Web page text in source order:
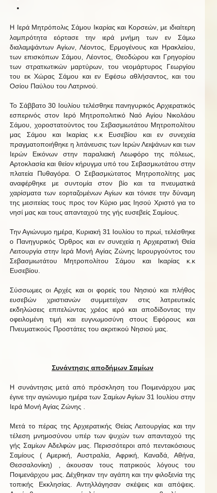
Η Ιερά Μητρόπολις Σάμου Ικαρίας και Κορσεών, με ιδιαίτερη
λαμπρότητα εόρτασε την ιερά μνήμη των εν Σάμω
διαλαμψάντων Αγίων, Λέοντος, Ερμογένους και Ηρακλείου,
των επισκόπων Σάμου, Λέοντος, Θεοδώρου και Γρηγορίου
των στρατιωτικών μαρτύρων, του νεομάρτυρος Γεωργίου
του εκ Χώρας Σάμου και εν Εφέσω αθλήσαντος, και του
Οσίου Παύλου του Λατρινού.
Το Σάββατο 30 Ιουλίου τελέσθηκε πανηγυρικός Αρχιερατικός
εσπερινός στον Ιερό Μητροπολιτικό Ναό Αγίου Νικολάου
Σάμου, χοροστατούντος του Σεβασμιωτάτου Μητροπολίτου
μας Σάμου και Ικαρίας κ.κ Ευσεβίου και εν συνεχεία
πραγματοποιήθηκε η λιτάνευσις των Ιερών Λειψάνων και των
Ιερών Εικόνων στην παραλιακή Λεωφόρο της πόλεως,
Αρτοκλασία και θείον κήρυγμα υπό του Σεβασμιωτάτου στην
πλατεία Πυθαγόρα. Ο Σεβασμιώτατος Μητροπολίτης μας
αναφέρθηκε με συντομία στον βίο και τα πνευματικά
χαρίσματα των εορταζομένων Αγίων και τόνισε την δύναμη
της μεσιτείας τους προς τον Κύριο μας Ιησού Χριστό για το
νησί μας και τους απανταχού της γής ευσεβείς Σαμίους.
Την Αγιώνυμο ημέρα, Κυριακή 31 Ιουλίου το πρωί, τελέσθηκε
ο Πανηγυρικός Όρθρος και εν συνεχεία η Αρχιερατική Θεία
Λειτουργία στην Ιερά Μονή Αγίας Ζώνης Ιερουργούντος του
Σεβασμιωτάτου Μητροπολίτου Σάμου και Ικαρίας κ.κ
Ευσεβίου.
Σύσσωμες οι Αρχές και οι φορείς του Νησιού και πλήθος
ευσεβών χριστιανών συμμετείχαν στις λατρευτικές
εκδηλώσεις επιτελώντας χρέος ιερό και αποδίδοντας την
οφειλομένη τιμή και ευγνωμοσύνη στους Εφόρους και
Πνευματικούς Προστάτες του ακριτικού Νησιού μας.
Συνάντησις αποδήμων Σαμίων
Η συνάντησις μετά από πρόσκληση του Ποιμενάρχου μας
έγινε την αγιώνυμο ημέρα των Σαμίων Αγίων 31 Ιουλίου στην
Ιερά Μονή Αγίας Ζώνης .
Μετά το πέρας της Αρχιερατικής Θείας Λειτουργίας και την
τέλεση μνημοσύνου υπέρ των ψυχών των απανταχού της
γής Σαμίων Αδελφών μας. Περισσότεροι από πεντακόσιους
Σαμίους ( Αμερική, Αυστραλία, Αφρική, Καναδά, Αθήνα,
Θεσσαλονίκη) , άκουσαν τους πατρικούς λόγους του
Ποιμενάρχου μας. Δέχθηκαν την αγάπη και την φιλοξενία της
τοπικής Εκκλησίας. Αντηλλάγησαν σκέψεις και απόψεις.